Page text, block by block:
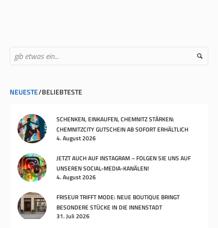
NEUESTE BELIEBTESTE
SCHENKEN, EINKAUFEN, CHEMNITZ STÄRKEN:
CHEMNITZCITY GUTSCHEIN AB SOFORT ERHÄLTLICH
4. August 2026
JETZT AUCH AUF INSTAGRAM – FOLGEN SIE UNS AUF
UNSEREN SOCIAL-MEDIA-KANÄLEN!
4. August 2026
FRISEUR TRIFFT MODE: NEUE BOUTIQUE BRINGT
BESONDERE STÜCKE IN DIE INNENSTADT
31. Juli 2026